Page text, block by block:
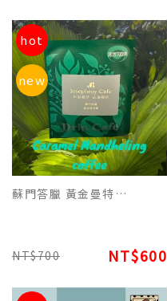
hot
new
蘇門答臘 黃金曼特寧焦糖特調濾掛(每包12g)平裝版，每10包為一盒
NT$700 NT$600